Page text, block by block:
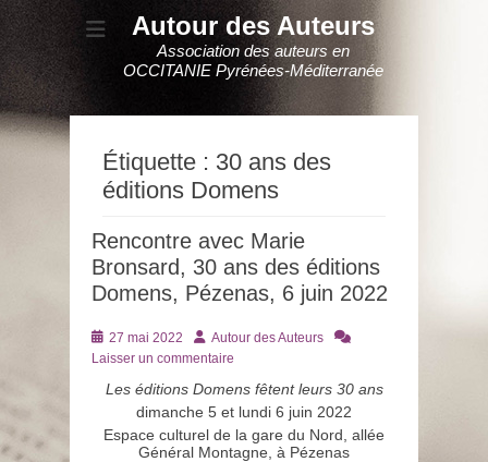
Autour des Auteurs
Association des auteurs en
OCCITANIE Pyrénées-Méditerranée
Étiquette : 30 ans des
éditions Domens
Rencontre avec Marie
Bronsard, 30 ans des éditions
Domens, Pézenas, 6 juin 2022
Posté
le
27 mai 2022 AuteurAutour des Auteurs
Laisser un commentaire
Les éditions Domens fêtent leurs 30 ans
dimanche 5 et lundi 6 juin 2022
Espace culturel de la gare du Nord, allée
Général Montagne, à Pézenas